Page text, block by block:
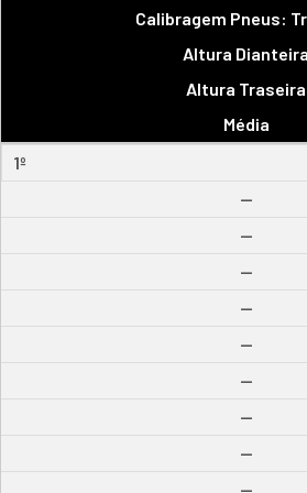
Calibragem Pneus:
Altura Dianteira
Altura Traseira
Média
1º
--
--
--
--
--
--
--
--
--